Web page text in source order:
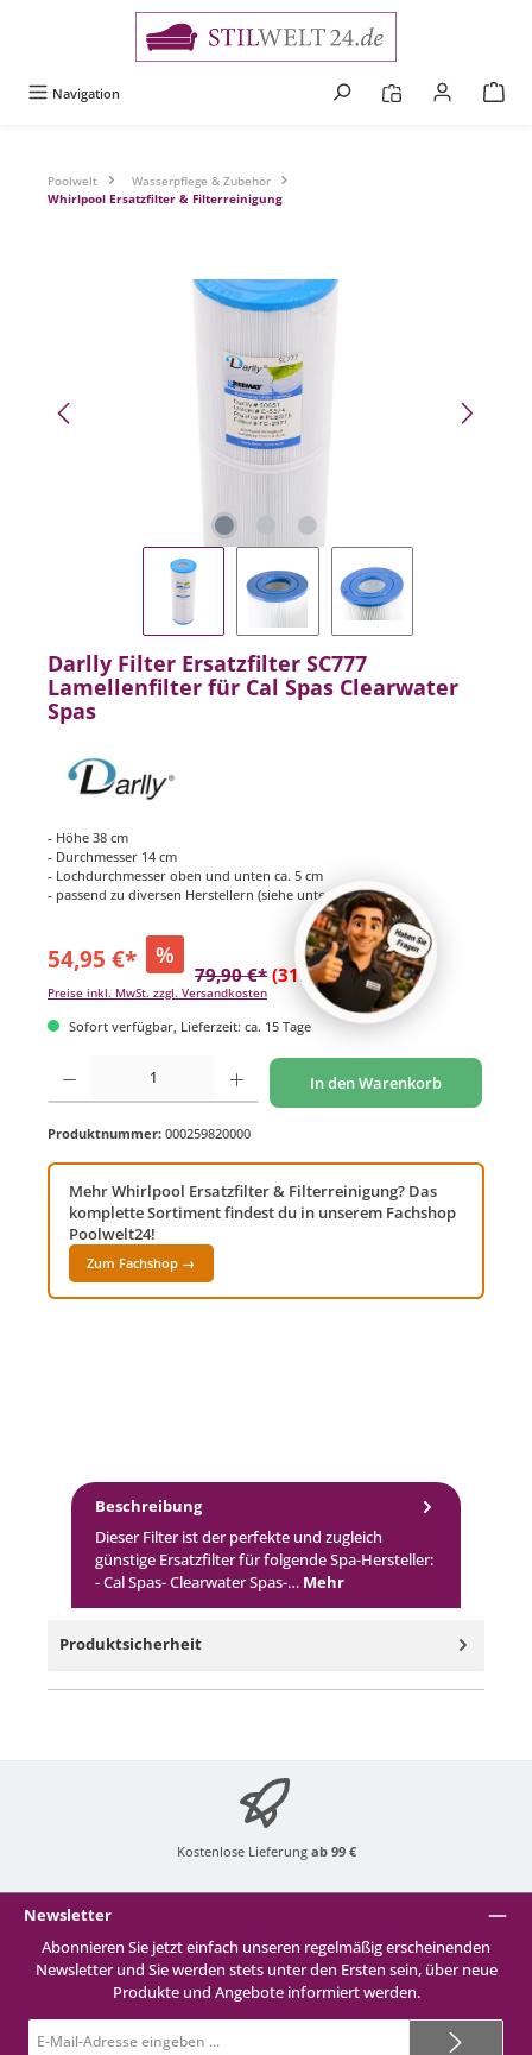
Navigation
Poolwelt
Wasserpflege & Zubehör
Whirlpool Ersatzfilter & Filterreinigung
Bildergalerie überspringen
Darlly Filter Ersatzfilter SC777
Lamellenfilter für Cal Spas Clearwater
Spas
- Höhe 38 cm
- Durchmesser 14 cm
- Lochdurchmesser oben und unten ca. 5 cm
- passend zu diversen Herstellern (siehe unten)
54,95 €* %
79,90 €* (31.23% gespart)
Preise inkl. MwSt. zzgl. Versandkosten
Sofort verfügbar, Lieferzeit: ca. 15 Tage
Produkt Anzahl: Gib den gewünschten Wert ein oder benutze die Schaltflächen um
In den Warenkorb
Produktnummer: 000259820000
Mehr Whirlpool Ersatzfilter & Filterreinigung? Das
komplette Sortiment findest du in unserem Fachshop
Poolwelt24!
Zum Fachshop →
Beschreibung
Dieser Filter ist der perfekte und zugleich
günstige Ersatzfilter für folgende Spa-Hersteller:
- Cal Spas- Clearwater Spas-… Mehr
Produktsicherheit
Kostenlose Lieferung ab 99 €
Newsletter
Abonnieren Sie jetzt einfach unseren regelmäßig erscheinenden
Newsletter und Sie werden stets unter den Ersten sein, über neue
Produkte und Angebote informiert werden.
Mail-